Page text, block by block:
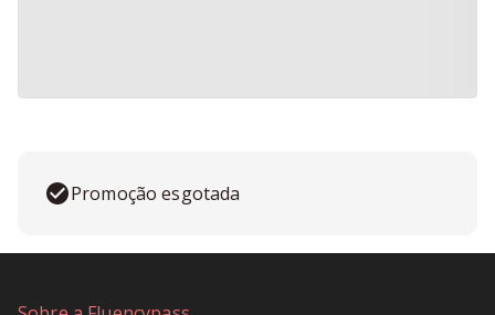
Promoção esgotada